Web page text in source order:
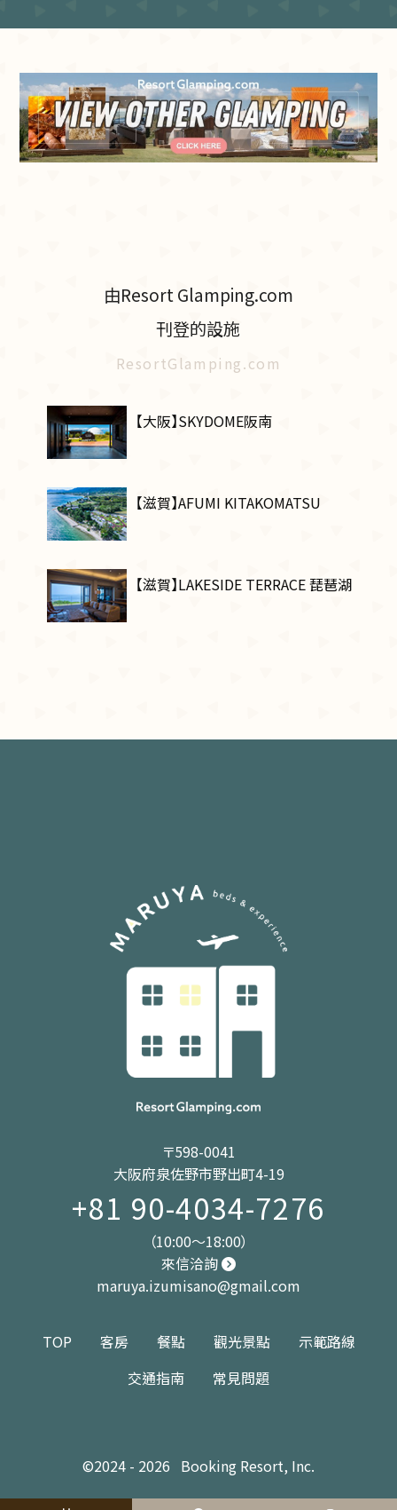
由Resort Glamping.com
刊登的設施
ResortGlamping.com
【大阪】SKYDOME阪南
【滋賀】AFUMI KITAKOMATSU
【滋賀】LAKESIDE TERRACE 琵琶湖
〒598-0041
大阪府泉佐野市野出町4-19
+81 90-4034-7276
（10:00～18:00）
來信洽詢
maruya.izumisano@gmail.com
TOP 客房 餐點 觀光景點
示範路線
交通指南
常見問題
©2024 - 2026 Booking Resort, Inc.